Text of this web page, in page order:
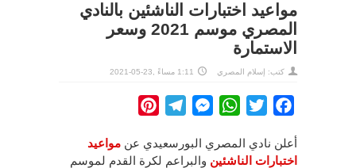
مواعيد اختبارات الناشئين بالنادي
المصري موسم 2021 وسعر
الاستمارة
كتب: إسلام المصري 1:11 مساءً ,23-05-2021
Facebook
Twitter
WhatsApp
Messenger
Telegram
أعلن نادي المصري البورسعيدي عن مواعيد
اختبارات الناشئين والبراعم لكرة القدم لموسم